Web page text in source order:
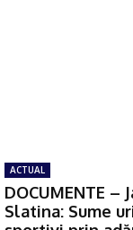
ACTUAL
DOCUMENTE –
Slatina: Sume